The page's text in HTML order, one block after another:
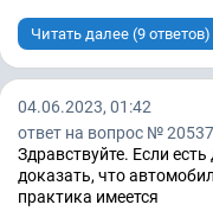
Читать далее (9 ответов)
04.06.2023, 01:42
ответ на вопрос №
Здравствуйте. Если
доказать, что
практика имеется